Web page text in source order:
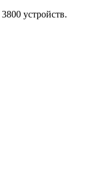
3800 устройств.